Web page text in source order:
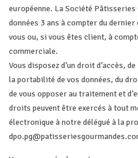
européenne. La Société Pâtisseries
données 3 ans à compter du
vous ou, si vous êtes client, à
commerciale.
Vous disposez d’un droit d’accès,
la portabilité de vos données, du
de vous opposer au traitement et
droits peuvent être exercés à tout
électronique à notre délégué à la